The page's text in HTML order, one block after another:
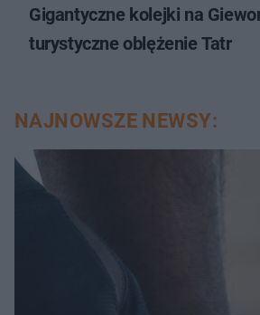
Gigantyczne kolejki na
turystyczne oblężenie Tatr
NAJNOWSZE NEWSY: